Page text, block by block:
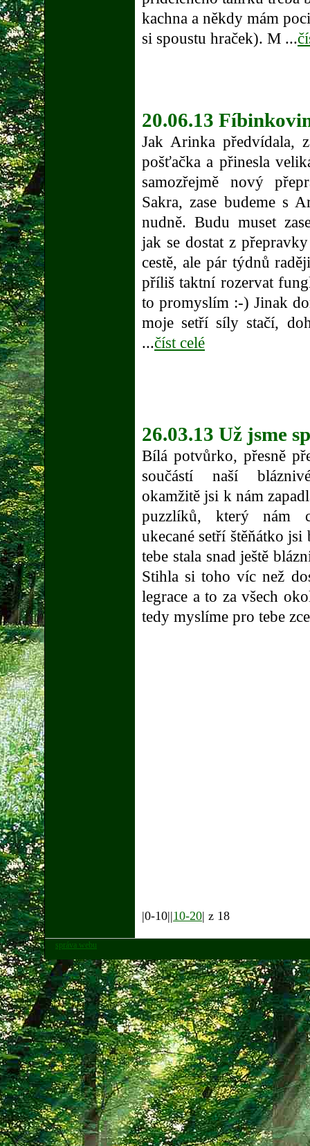
kachna a někdy mám
si spoustu hraček). M ...
20.06.13
Jak Arinka předvídala,
pošťačka a přinesla
samozřejmě nový
Sakra, zase budeme s
nudně. Budu muset
jak se dostat z
cestě, ale pár týdnů
příliš taktní rozervat
to promyslím :-) Jinak
moje setří síly stačí,
...číst celé
26.03.13 Už jsme
Bílá potvůrko, přesně
součástí naší
okamžitě jsi k nám
puzzlíků, který nám
ukecané setří štěňátko jsi
tebe stala snad ještě
Stihla si toho víc než
legrace a to za všech
tedy myslíme pro tebe
|0-10||10-20| z 18
správa webu